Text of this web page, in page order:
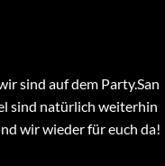
sind auf dem Party.San
sind natürlich weiterhin
wir wieder für euch da!